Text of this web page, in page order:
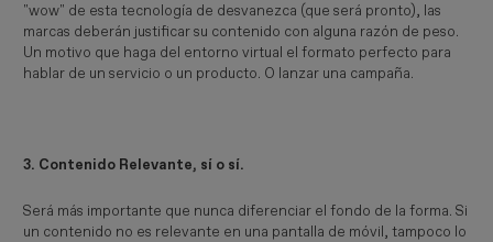
"wow" de esta tecnología de desvanezca (que será pronto), las
marcas deberán justificar su contenido con alguna razón de peso.
Un motivo que haga del entorno virtual el formato perfecto para
hablar de un servicio o un producto. O lanzar una campaña.
3. Contenido Relevante, sí o sí.
Será más importante que nunca diferenciar el fondo de la forma. Si
un contenido no es relevante en una pantalla de móvil, tampoco lo